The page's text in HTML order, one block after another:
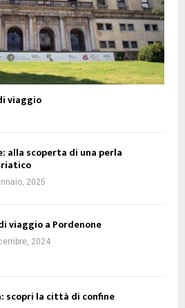
viaggio
alla scoperta di una perla
2025
viaggio a Pordenone
2024
scopri la città di confine